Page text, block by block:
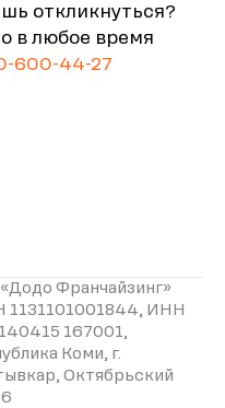
откликнуться?
в любое время
600-44-27
Франчайзинг»
1131101001844, ИНН
167001,
Коми, г.
Октябрьский